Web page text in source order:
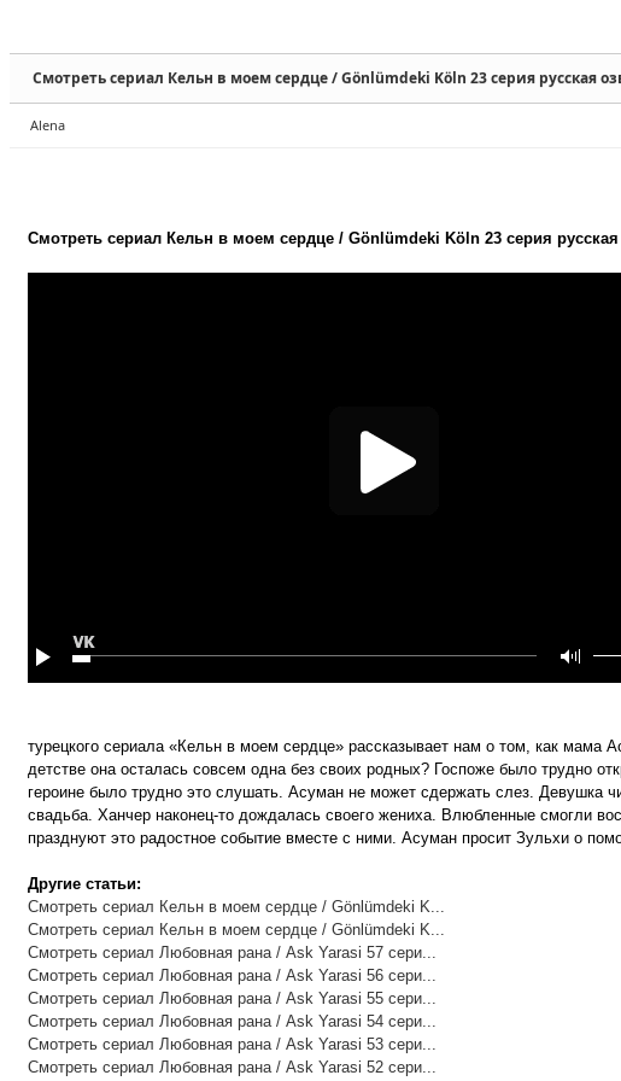
Смотреть сериал Кельн в моем сердце / Gönlümdeki Köln 23 серия русская
Alena
Смотреть сериал Кельн в моем сердце / Gönlümdeki Köln 23 серия
турецкого сериала «Кельн в моем сердце» рассказывает нам о том, как мама
детстве она осталась совсем одна без своих родных? Госпоже было трудно
героине было трудно это слушать. Асуман не может сдержать слез. Девушка
свадьба. Ханчер наконец-то дождалась своего жениха. Влюбленные смогли
празднуют это радостное событие вместе с ними. Асуман просит Зульхи о
Другие статьи:
Смотреть сериал Кельн в моем сердце / Gönlümdeki K...
Смотреть сериал Кельн в моем сердце / Gönlümdeki K...
Смотреть сериал Любовная рана / Ask Yarasi 57 сери...
Смотреть сериал Любовная рана / Ask Yarasi 56 сери...
Смотреть сериал Любовная рана / Ask Yarasi 55 сери...
Смотреть сериал Любовная рана / Ask Yarasi 54 сери...
Смотреть сериал Любовная рана / Ask Yarasi 53 сери...
Смотреть сериал Любовная рана / Ask Yarasi 52 сери...
Sketchbook5, 스케치북5
Sketchbook5, 스케치북5
Sketchbook5, 스케치북5
Sketchbook5, 스케치북5